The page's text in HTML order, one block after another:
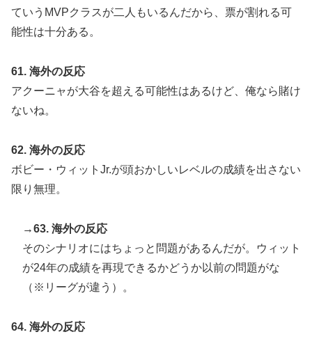
ていうMVPクラスが二人もいるんだから、票が割れる可
能性は十分ある。
61. 海外の反応
アクーニャが大谷を超える可能性はあるけど、俺なら賭け
ないね。
62. 海外の反応
ボビー・ウィットJr.が頭おかしいレベルの成績を出さない
限り無理。
→63. 海外の反応
そのシナリオにはちょっと問題があるんだが。ウィット
が24年の成績を再現できるかどうか以前の問題がな
（※リーグが違う）。
64. 海外の反応